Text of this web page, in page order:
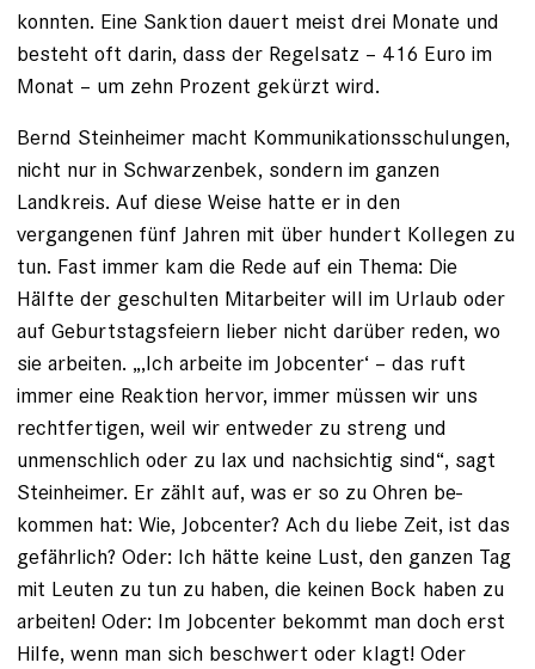
konnten. Eine Sanktion dauert meist drei Monate und
besteht oft darin, dass der Regelsatz – 416 Euro im
Monat – um zehn Prozent gekürzt wird.
Bernd Steinheimer macht Kommunikationsschulungen,
nicht nur in Schwarzenbek, sondern im ganzen
Landkreis. Auf diese Weise hatte er in den
vergangenen fünf Jahren mit über hundert Kollegen zu
tun. Fast immer kam die Rede auf ein Thema: Die
Hälfte der geschulten Mitarbeiter will im Urlaub oder
auf Geburtstagsfeiern lieber nicht darüber reden, wo
sie arbeiten. „‚Ich arbeite im Jobcenter‘ – das ruft
immer eine Reaktion hervor, immer müssen wir uns
rechtfertigen, weil wir entweder zu streng und
unmenschlich oder zu lax und nachsichtig sind“, sagt
Steinheimer. Er zählt auf, was er so zu Ohren be­
kommen hat: Wie, Jobcenter? Ach du liebe Zeit, ist das
gefährlich? Oder: Ich hätte keine Lust, den ganzen Tag
mit Leuten zu tun zu haben, die keinen Bock haben zu
arbeiten! Oder: Im Jobcenter bekommt man doch erst
Hilfe, wenn man sich beschwert oder klagt! Oder